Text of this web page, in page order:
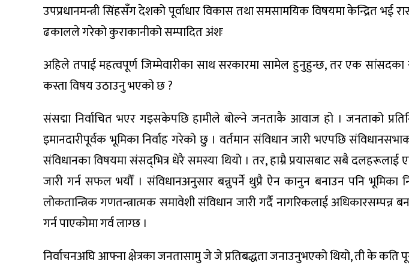
उपप्रधानमन्त्री सिंहसँग देशको पूर्वाधार विकास तथा समसामयिक विषयमा केन्द्रित भई
ढकालले गरेको कुराकानीको सम्पादित अंशः
अहिले तपाईं महत्वपूर्ण जिम्मेवारीका साथ सरकारमा सामेल हुनुहुन्छ, तर एक
कस्ता विषय उठाउनु भएको छ ?
संसद्मा निर्वाचित भएर गइसकेपछि हामीले बोल्ने जनताकै आवाज हो । जनताको
इमानदारीपूर्वक भूमिका निर्वाह गरेको छु । वर्तमान संविधान जारी भएपछि
संविधानका विषयमा संसद्‌भित्र धेरै समस्या थियो । तर, हाम्रै प्रयासबाट सबै दलहरूलाई
जारी गर्न सफल भयौँ । संविधानअनुसार बन्नुपर्ने थुप्रै ऐन कानुन बनाउन पनि भूमिका
लोकतान्त्रिक गणतन्त्रात्मक समावेशी संविधान जारी गर्दै नागरिकलाई अधिकारसम्पन्न
गर्न पाएकोमा गर्व लाग्छ ।
निर्वाचनअघि आफ्ना क्षेत्रका जनतासामु जे जे प्रतिबद्धता जनाउनुभएको थियो, ती के कति